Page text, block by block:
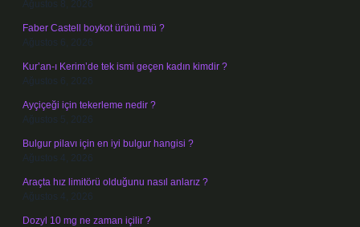
Ağustos 8, 2026
Faber Castell boykot ürünü mü ?
Ağustos 6, 2026
Kur’an-ı Kerim’de tek ismi geçen kadın kimdir ?
Ağustos 6, 2026
Ayçiçeği için tekerleme nedir ?
Ağustos 5, 2026
Bulgur pilavı için en iyi bulgur hangisi ?
Ağustos 4, 2026
Araçta hız limitörü olduğunu nasıl anlarız ?
Ağustos 4, 2026
Dozyl 10 mg ne zaman içilir ?